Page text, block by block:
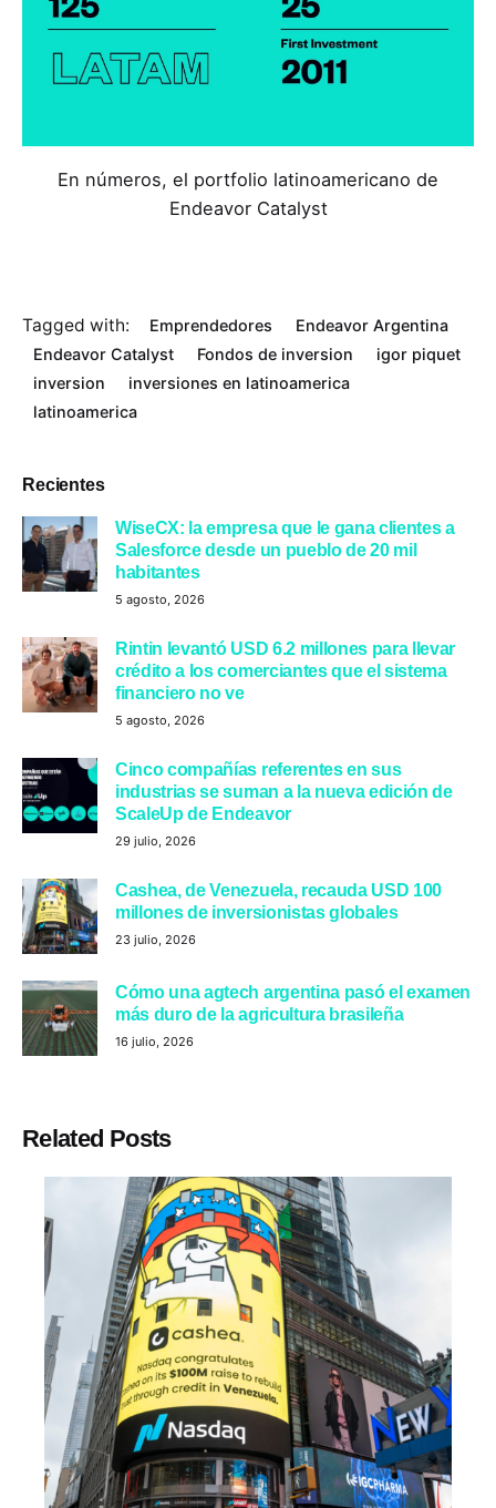
Recientes
WiseCX: la empresa que le gana clientes a
Salesforce desde un pueblo de 20 mil
habitantes
5 agosto, 2026
Rintin levantó USD 6.2 millones para llevar
crédito a los comerciantes que el sistema
financiero no ve
5 agosto, 2026
Cinco compañías referentes en sus
industrias se suman a la nueva edición de
ScaleUp de Endeavor
29 julio, 2026
Cashea, de Venezuela, recauda USD 100
millones de inversionistas globales
23 julio, 2026
Cómo una agtech argentina pasó el examen
más duro de la agricultura brasileña
16 julio, 2026
En números, el portfolio latinoamericano de
Endeavor Catalyst
Tagged with: Emprendedores
Endeavor Argentina
Endeavor Catalyst
Fondos de inversion
igor piquet
inversion
inversiones en latinoamerica
latinoamerica
Related Posts